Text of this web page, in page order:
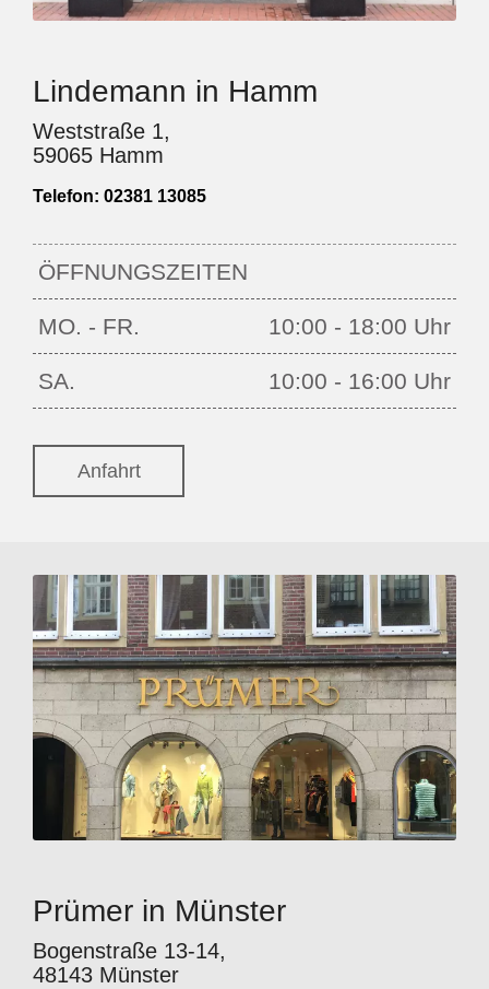
Lindemann in Hamm
Weststraße 1,
59065 Hamm
Telefon: 02381 13085
ÖFFNUNGSZEITEN
MO. - FR. 10:00 - 18:00 Uhr
SA. 10:00 - 16:00 Uhr
Anfahrt
Prümer in Münster
Bogenstraße 13-14,
48143 Münster